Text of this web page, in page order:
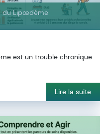
du Lipœdème
est un trouble chronique
Lire la suite